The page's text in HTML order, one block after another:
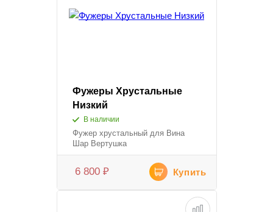
Фужеры Хрустальные
Низкий
В наличии
Фужер хрустальный для Вина
Шар Вертушка
6 800 ₽ Купить